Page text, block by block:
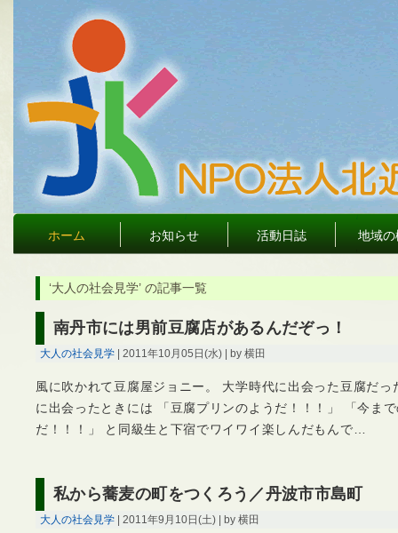
ホーム お知らせ 活動日誌 地域の
‘大人の社会見学’ の記事一覧
南丹市には男前豆腐店があるんだぞっ！
大人の社会見学 | 2011年10月05日(水) | by 横田
風に吹かれて豆腐屋ジョニー。 大学時代に出会った豆腐だ
に出会ったときには 「豆腐プリンのようだ！！！」 「今ま
だ！！！」 と同級生と下宿でワイワイ楽しんだもんで…
私から蕎麦の町をつくろう／丹波市市島町
大人の社会見学 | 2011年9月10日(土) | by 横田